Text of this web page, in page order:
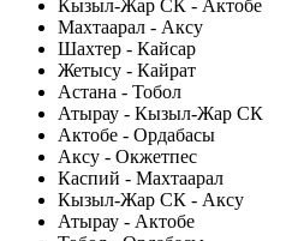
Кызыл-Жар СК - Актобе
Махтаарал - Аксу
Шахтер - Кайсар
Жетысу - Кайрат
Астана - Тобол
Атырау - Кызыл-Жар СК
Актобе - Ордабасы
Аксу - Окжетпес
Каспий - Махтаарал
Кызыл-Жар СК - Аксу
Атырау - Актобе